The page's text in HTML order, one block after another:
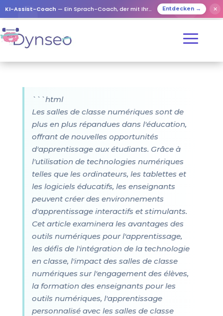
KI-Assist-Coach — Ein Sprach-Coach, der mit Ihren Lieben spielt Entdecken → ✕
```html
Les salles de classe numériques sont de
plus en plus répandues dans l'éducation,
offrant de nouvelles opportunités
d'apprentissage aux étudiants. Grâce à
l'utilisation de technologies numériques
telles que les ordinateurs, les tablettes et
les logiciels éducatifs, les enseignants
peuvent créer des environnements
d'apprentissage interactifs et stimulants.
Cet article examinera les avantages des
outils numériques pour l'apprentissage,
les défis de l'intégration de la technologie
en classe, l'impact des salles de classe
numériques sur l'engagement des élèves,
la formation des enseignants pour les
outils numériques, l'apprentissage
personnalisé avec les salles de classe